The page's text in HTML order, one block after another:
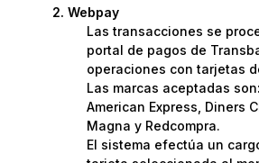
Webpay
Las transacciones se
portal de pagos de
operaciones con tarjetas
Las marcas aceptadas
American Express, Diners
Magna y Redcompra.
El sistema efectúa un